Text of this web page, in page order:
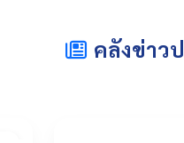
คลังข่าว